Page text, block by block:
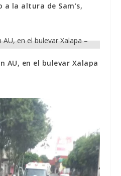
la altura de Sam’s,
AU, en el bulevar Xalapa